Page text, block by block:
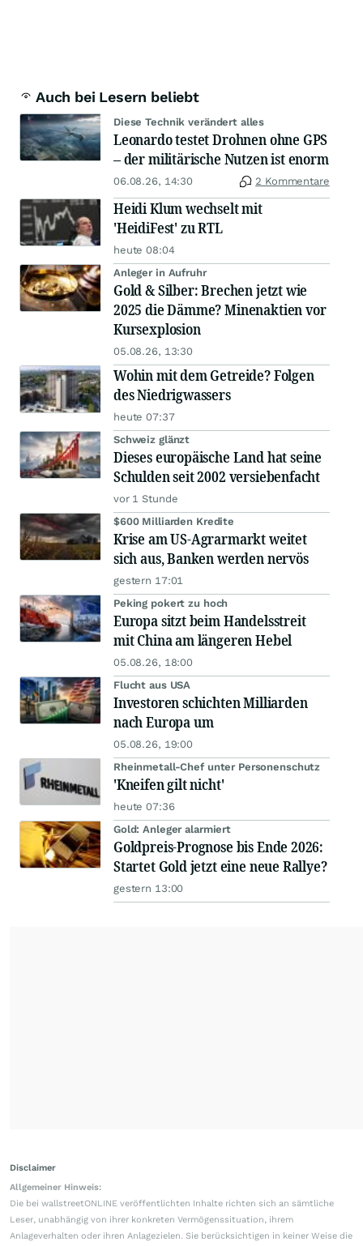
Auch bei Lesern beliebt
Diese Technik verändert alles
Leonardo testet Drohnen ohne GPS
– der militärische Nutzen ist enorm
06.08.26, 14:30 2 Kommentare
Heidi Klum wechselt mit
'HeidiFest' zu RTL
heute 08:04
Anleger in Aufruhr
Gold & Silber: Brechen jetzt wie
2025 die Dämme? Minenaktien vor
Kursexplosion
05.08.26, 13:30
Wohin mit dem Getreide? Folgen
des Niedrigwassers
heute 07:37
Schweiz glänzt
Dieses europäische Land hat seine
Schulden seit 2002 versiebenfacht
vor 1 Stunde
$600 Milliarden Kredite
Krise am US-Agrarmarkt weitet
sich aus, Banken werden nervös
gestern 17:01
Peking pokert zu hoch
Europa sitzt beim Handelsstreit
mit China am längeren Hebel
05.08.26, 18:00
Flucht aus USA
Investoren schichten Milliarden
nach Europa um
05.08.26, 19:00
Rheinmetall-Chef unter Personenschutz
'Kneifen gilt nicht'
heute 07:36
Gold: Anleger alarmiert
Goldpreis-Prognose bis Ende 2026:
Startet Gold jetzt eine neue Rallye?
gestern 13:00
Disclaimer
Allgemeiner Hinweis:
Die bei wallstreetONLINE veröffentlichten Inhalte richten sich an sämtliche
Leser, unabhängig von ihrer konkreten Vermögenssituation, ihrem
Anlageverhalten oder ihren Anlagezielen. Sie berücksichtigen in keiner Weise die